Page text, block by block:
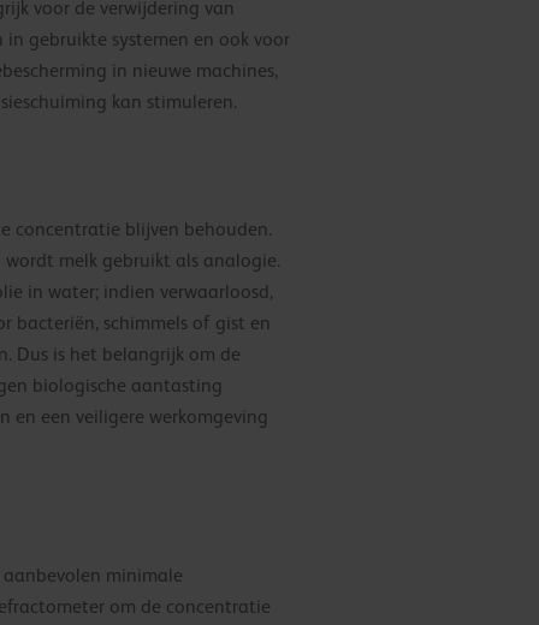
voor de verwijdering van
gebruikte systemen en ook voor
in nieuwe machines,
kan stimuleren.
concentratie blijven behouden.
melk gebruikt als analogie.
in water; indien verwaarloosd,
bacteriën, schimmels of gist en
Dus is het belangrijk om de
biologische aantasting
en een veiligere werkomgeving
minimale
om de concentratie